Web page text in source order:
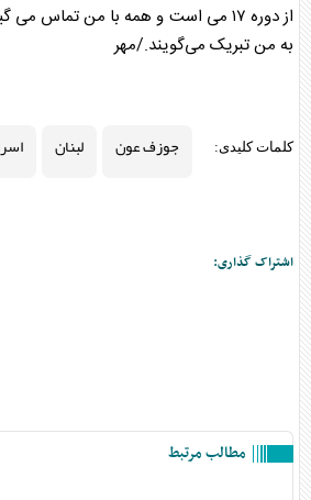
از دوره ۱۷ می است و همه با من تماس
به من تبریک می‌گویند./مهر
کلمات کلیدی: جوزف عون لبنان
اشتراک گذاری:
مطالب مرتبط